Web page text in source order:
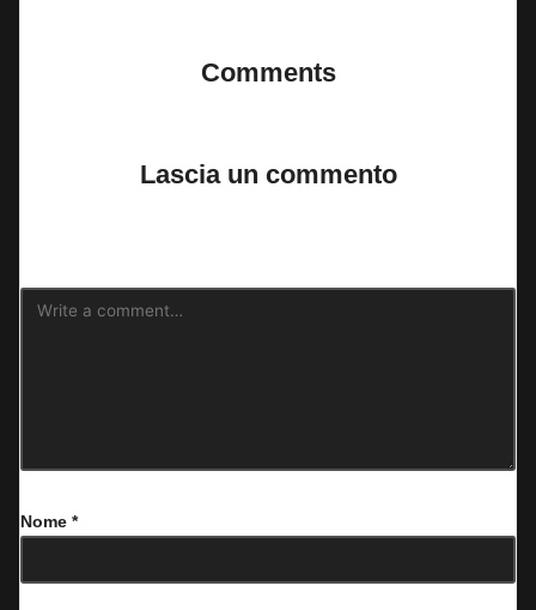
Comments
Lascia un commento
Nome *